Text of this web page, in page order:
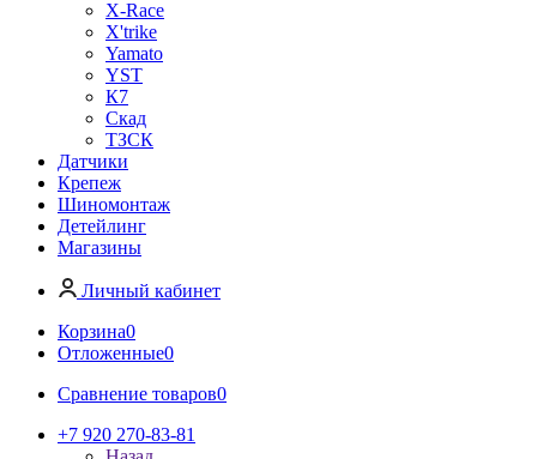
X-Race
X'trike
Yamato
YST
К7
Скад
ТЗСК
Датчики
Крепеж
Шиномонтаж
Детейлинг
Магазины
Личный кабинет
Корзина0
Отложенные0
Сравнение товаров0
+7 920 270-83-81